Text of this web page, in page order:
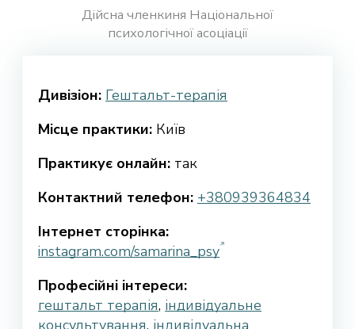
Дійсна членкиня Національної
психологічної асоціації
Дивізіон: Гештальт-терапія
Місце практики: Київ
Практикує онлайн: так
Контактний телефон: +380939364834
Інтернет сторінка:
instagram.com/samarina_psy
Професійні інтереси:
гештальт терапія, індивідуальне
консультування, індивідуальна